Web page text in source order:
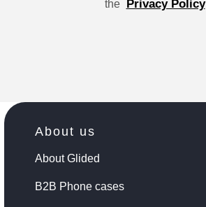
the Privacy Policy
About us
About Glided
B2B Phone cases